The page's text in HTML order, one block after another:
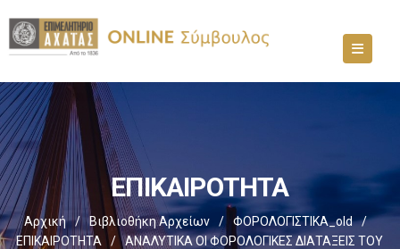
ΕΠΙΚΑΙΡΟΤΗΤΑ
Αρχική / Βιβλιοθήκη Αρχείων / ΦΟΡΟΛΟΓΙΣΤΙΚΑ_old
/
ΕΠΙΚΑΙΡΟΤΗΤΑ
/
ΑΝΑΛΥΤΙΚΑ ΟΙ ΦΟΡΟΛΟΓΙΚΕΣ ΔΙΑΤΑΞΕΙΣ ΤΟΥ